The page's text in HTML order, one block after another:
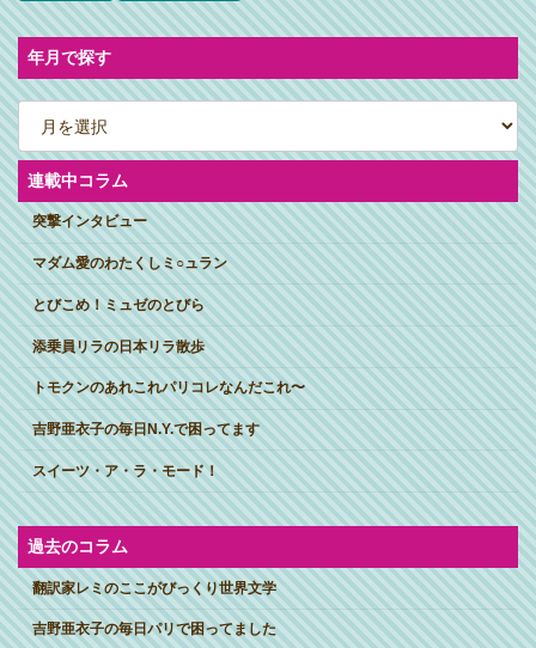
年月で探す
ア
ー
カ
イ
ブ連載中コラム
突撃インタビュー
マダム愛のわたくしミ○ュラン
とびこめ！ミュゼのとびら
添乗員リラの日本リラ散歩
トモクンのあれこれパリコレなんだこれ〜
吉野亜衣子の毎日N.Y.で困ってます
スイーツ・ア・ラ・モード！
過去のコラム
翻訳家レミのここがびっくり世界文学
吉野亜衣子の毎日パリで困ってました